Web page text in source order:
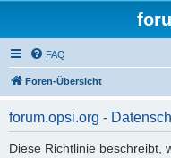
FAQ
Foren-Übersicht
forum.opsi.org -
Diese Richtlinie beschreibt,